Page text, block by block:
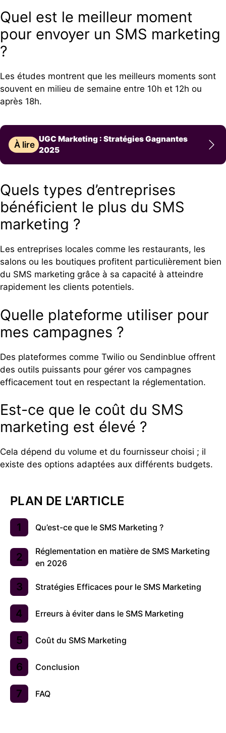
Quel est le meilleur moment
pour envoyer un SMS marketing
?
Les études montrent que les meilleurs moments sont
souvent en milieu de semaine entre 10h et 12h ou
après 18h.
À lire
UGC Marketing : Stratégies Gagnantes
2025
Quels types d’entreprises
bénéficient le plus du SMS
marketing ?
Les entreprises locales comme les restaurants, les
salons ou les boutiques profitent particulièrement bien
du SMS marketing grâce à sa capacité à atteindre
rapidement les clients potentiels.
Quelle plateforme utiliser pour
mes campagnes ?
Des plateformes comme Twilio ou Sendinblue offrent
des outils puissants pour gérer vos campagnes
efficacement tout en respectant la réglementation.
Est-ce que le coût du SMS
marketing est élevé ?
Cela dépend du volume et du fournisseur choisi ; il
existe des options adaptées aux différents budgets.
PLAN DE L'ARTICLE
Qu’est-ce que le SMS Marketing ?
Réglementation en matière de SMS Marketing
en 2026
Stratégies Efficaces pour le SMS Marketing
Erreurs à éviter dans le SMS Marketing
Coût du SMS Marketing
Conclusion
FAQ